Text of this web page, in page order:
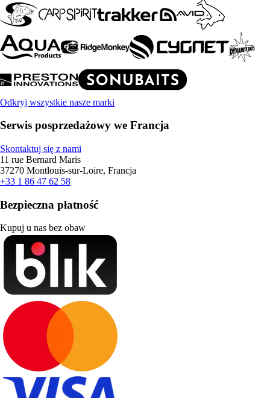
Odkryj wszystkie nasze marki
Serwis posprzedażowy we Francja
Skontaktuj się z nami
11 rue Bernard Maris
37270 Montlouis-sur-Loire, Francja
+33 1 86 47 62 58
Bezpieczna płatność
Kupuj u nas bez obaw